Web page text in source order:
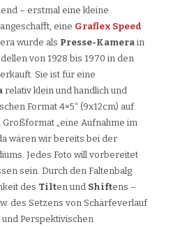
– erstmal eine kleine
angeschafft, eine Graflex Speed
wurde als Presse-Kamera in
von 1928 bis 1970 in den
Sie ist für eine
relativ klein und handlich und
Format 4×5“ (9x12cm) auf.
Großformat „eine Aufnahme im
wären wir bereits bei der
Jedes Foto will vorbereitet
sein. Durch den Faltenbalg
des Tilten und Shiftens –
des Setzens von Schärfeverlauf
und Perspektivischen